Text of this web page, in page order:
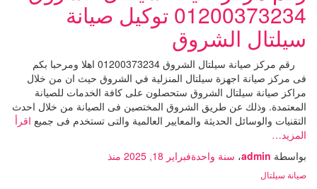
01200373234 توكيل صيانة
سيلتال الشروق
رقم مركز صيانة سيلتال الشروق 01200373234 اهلا ومرحبا بكم
فى مركز صيانة اجهزة سيلتال المنزلية في الشروق حيث ان من خلال
مراكز صيانة سيلتال الشروق ستحصلون على كافة الخدمات للصيانة
المعتمدة. وذلك عن طريق الشروق المختصين فى الصيانة من خلال احدث
التقنيات والوسائل الحديثة والمعايير العالمية والتى تستخدم فى جميع اقرأ
المزيد…
بواسطة admin، سنة واحدةفبراير 18, 2025 منذ
صيانة سيلتال